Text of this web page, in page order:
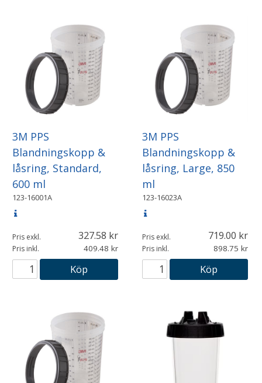
3M PPS
Blandningskopp &
låsring, Standard,
600 ml
123-16001A
Pris exkl. 327.58
Pris inkl. 409.48
Köp
3M PPS
Blandningskopp &
låsring, Large, 850
ml
123-16023A
Pris exkl. 719.00
Pris inkl. 898.75
Köp